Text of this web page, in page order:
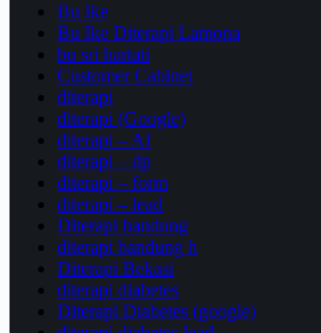
Bu Ike
Bu Ike Diterapi Lamona
bu sri hartati
Customer Cabinet
diterapi
diterapi (Google)
diterapi – AI
diterapi – dp
diterapi – form
diterapi – lead
Diterapi bandung
diterapi bandung h
Diterapi Bekasi
diterapi diabetes
Diterapi Diabetes (google)